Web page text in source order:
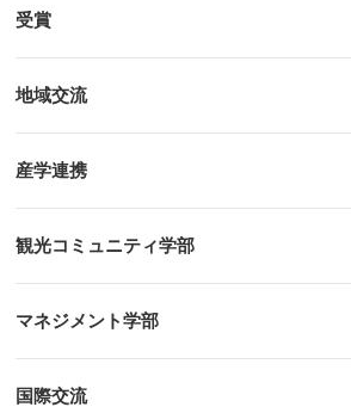
受賞
地域交流
産学連携
観光コミュニティ学部
マネジメント学部
国際交流